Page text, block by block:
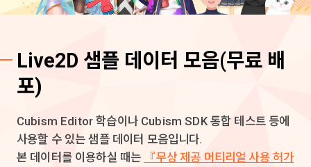
Live2D 샘플 데이터 모음(무료 배
포)
Cubism Editor 학습이나 Cubism SDK 통합 테스트 등에
사용할 수 있는 샘플 데이터 모음입니다.
본 데이터를 이용하실 때는
『무상 제공 머티리얼 사용 허가